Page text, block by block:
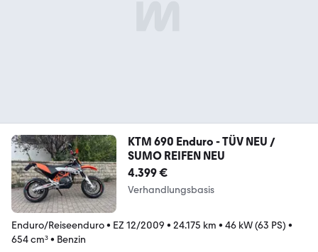
KTM 690 Enduro - TÜV NEU /
SUMO REIFEN NEU
4.399 €
Verhandlungsbasis
Enduro/Reiseenduro• EZ 12/2009 • 24.175 km • 46 kW (63 PS) •
654 cm³• Benzin